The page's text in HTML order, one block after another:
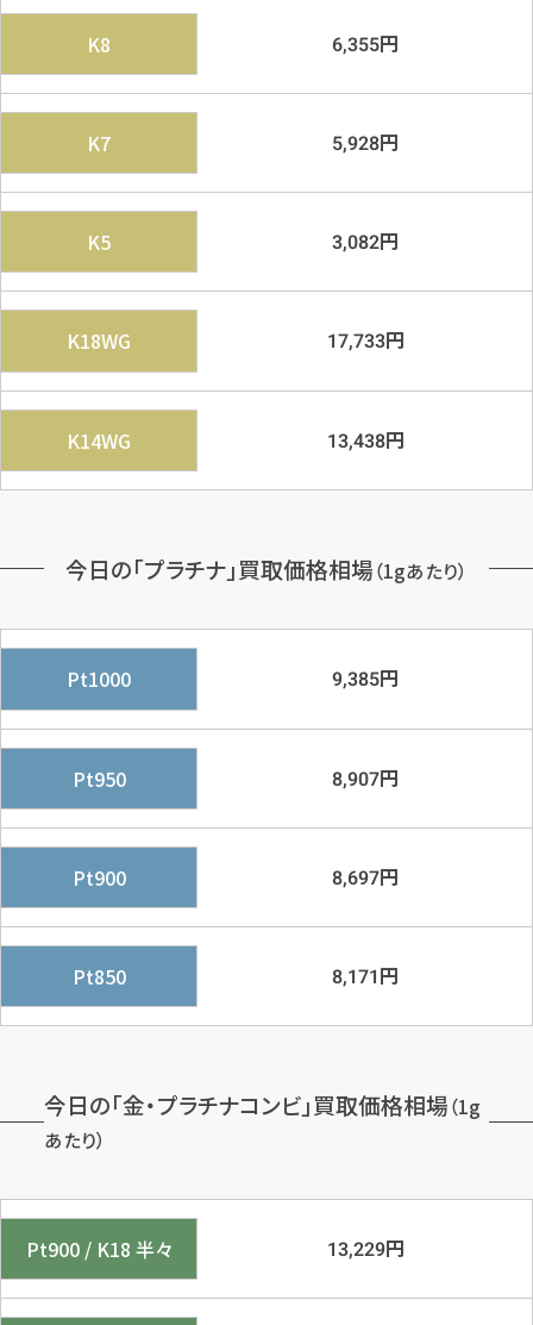
K8 6,355円
K7 5,928円
K5 3,082円
K18WG 17,733円
K14WG 13,438円
今日の「プラチナ」買取価格相場（1gあたり）
Pt1000 9,385円
Pt950 8,907円
Pt900 8,697円
Pt850 8,171円
今日の「金・プラチナコンビ」買取価格相場（1g
あたり）
Pt900 / K18 半々 13,229円